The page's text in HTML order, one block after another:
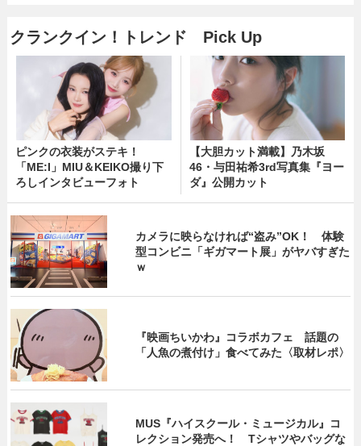
クランクイン！トレンド Pick Up
ピンクの衣装がステキ！
「ME:I」MIU＆KEIKO撮り下
ろしインタビューフォト
【大胆カット満載】乃木坂
46・与田祐希3rd写真集『ヨー
ダ』公開カット
カメラに映らなければ“盗み”OK！ 体験
型コンビニ「ギガマート展」がヤバすぎた
ｗ
『映画ちいかわ』コラボカフェ 話題の
「人魚の煮付け」食べてみた〈取材レポ〉
MUS『ハイスクール・ミュージカル』コ
レクション発売へ！ Tシャツやバッグな